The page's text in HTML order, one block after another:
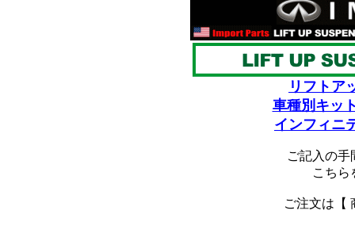
リフトア
車種別キッ
インフィニ
ご記入の手
こちら
ご注文は【